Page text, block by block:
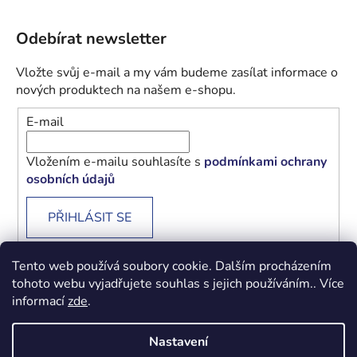
Tento web používá soubory cookie. Dalším procházením
tohoto webu vyjadřujete souhlas s jejich používáním.. Více
informacízde.
Nastavení
Odebírat newsletter
Vložte svůj e-mail a my vám budeme zasílat informace o
nových produktech na našem e-shopu.
E-mail
Vložením e-mailu souhlasíte s podmínkami ochrany
osobních údajů
PŘIHLÁSIT SE
Obchodní podmínky Podmínky ochrany osobních údajů